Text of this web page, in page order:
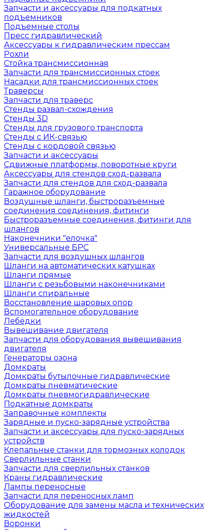
Запчасти и аксессуары для подкатных
подъемников
Подъемные столы
Пресс гидравлический
Аксессуары к гидравлическим прессам
Рохли
Стойка трансмиссионная
Запчасти для трансмиссионных стоек
Насадки для трансмиссионных стоек
Траверсы
Запчасти для траверс
Стенды развал-схождения
Стенды 3D
Стенды для грузового транспорта
Стенды с ИК-связью
Стенды с кордовой связью
Запчасти и аксессуары
Сдвижные платформы, поворотные круги
Аксессуары для стендов сход-развала
Запчасти для стендов для сход-развала
Гаражное оборудование
Воздушные шланги, быстроразъемные
соединения соединения, фитинги
Быстроразъемные соединения, фитинги для
шлангов
Наконечники "елочка"
Универсальные БРС
Запчасти для воздушных шлангов
Шланги на автоматических катушках
Шланги прямые
Шланги с резьбовыми наконечниками
Шланги спиральные
Восстановление шаровых опор
Вспомогательное оборудование
Лебёдки
Вывешивание двигателя
Запчасти для оборудования вывешивания
двигателя
Генераторы озона
Домкраты
Домкраты бутылочные гидравлические
Домкраты пневматические
Домкраты пневмогидравлические
Подкатные домкраты
Заправочные комплекты
Зарядные и пуско-зарядные устройства
Запчасти и аксессуары для пуско-зарядных
устройств
Клепальные станки для тормозных колодок
Сверлильные станки
Запчасти для сверлильных станков
Краны гидравлические
Лампы переносные
Запчасти для переносных ламп
Оборудование для замены масла и технических
жидкостей
Воронки